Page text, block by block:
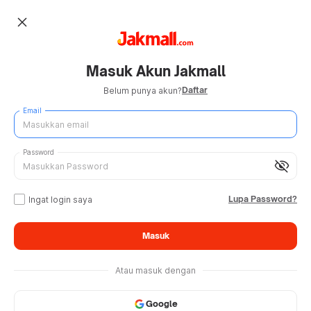
close
Masuk Akun Jakmall
Belum punya akun?Daftar
Email
visibility_off
Password
Ingat login saya Lupa Password?
Masuk
Atau masuk dengan
Google